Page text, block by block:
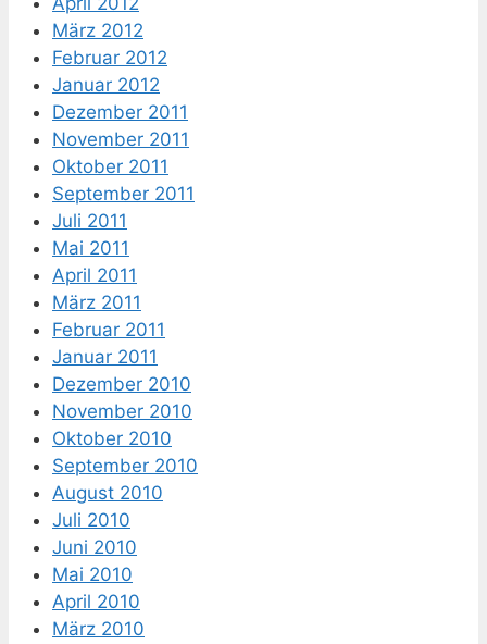
März 2012
Februar 2012
Januar 2012
Dezember 2011
November 2011
Oktober 2011
September 2011
Juli 2011
Mai 2011
April 2011
März 2011
Februar 2011
Januar 2011
Dezember 2010
November 2010
Oktober 2010
September 2010
August 2010
Juli 2010
Juni 2010
Mai 2010
April 2010
März 2010